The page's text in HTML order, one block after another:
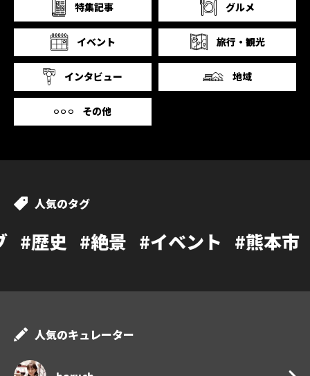
特集記事 グルメ
イベント 旅行・観光
インタビュー 地域
その他
人気のタグ
#絶景 #イベント #熊本市 #カフェ
人気のキュレーター